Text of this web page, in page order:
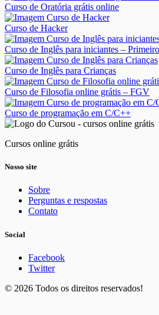
Curso de Oratória grátis online
Curso de Hacker
Curso de Inglês para iniciantes –
Curso de Inglês para Crianças
Curso de Filosofia online grátis – FGV
Curso de programação em C/C++
Cursos online grátis
Nosso site
Sobre
Perguntas e respostas
Contato
Social
Facebook
Twitter
© 2026 Todos os direitos reservados!